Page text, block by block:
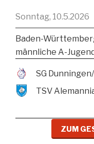
Sonntag, 10.5.2026
Baden-
männliche A-
SG
ZUM